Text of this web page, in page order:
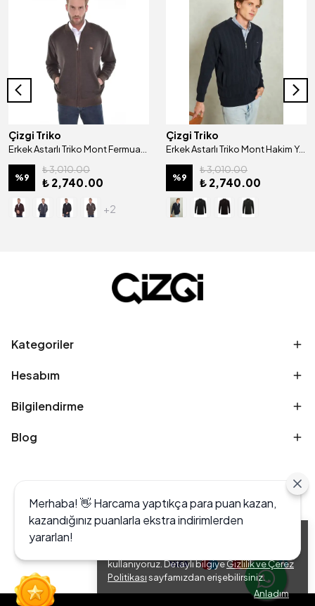
kullanıyoruz. Detaylı bilgiyeGizlilik ve Çerez
Politikasısayfamızdan erişebilirsiniz.
Anladım
Çizgi Triko
Erkek Astarlı Triko Mont Fermuarlı Desenli Çelik Örgü Klasik Kalıp - 4202T
%9
₺ 3,010.00
₺ 2,740.00
+2
Çizgi Triko
Erkek Astarlı Triko Mont Hakim Yaka Çelik Örgü Desenli Klasik Kalıp - 5209T
%9
₺ 3,010.00
₺ 2,740.00
Kategoriler
Hesabım
Bilgilendirme
Blog
Merhaba! 👋 Harcama yaptıkça para puan kazan,
kazandığınız puanlarla ekstra indirimlerden
yararlan!